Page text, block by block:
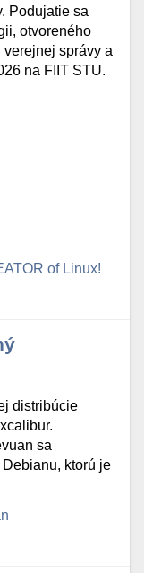
Podujatie sa
otvoreného
verejnej správy a
na FIIT STU.
of Linux!
distribúcie
sa
ktorú je